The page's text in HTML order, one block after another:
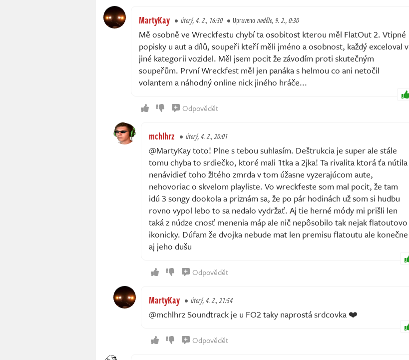
MartyKay úterý, 4. 2., 16:30 Upravenoneděle, 9. 2., 0:30
Mě osobně ve Wreckfestu chybí ta osobitost kterou měl FlatOut 2. Vtipné
popisky u aut a dílů, soupeři kteří měli jméno a osobnost, každý exceloval v
jiné kategorii vozidel. Měl jsem pocit že závodím proti skutečným
soupeřům. První Wreckfest měl jen panáka s helmou co ani netočil
volantem a náhodný online nick jiného hráče...
Odpovědět
mchlhrz úterý, 4. 2., 20:01
@MartyKay toto! Plne s tebou suhlasím. Deštrukcia je super ale stále
tomu chyba to srdiečko, ktoré mali 1tka a 2jka! Ta rivalita ktorá ťa nútila
nenávidieť toho žltého zmrda v tom úžasne vyzerajúcom aute,
nehovoriac o skvelom playliste. Vo wreckfeste som mal pocit, že tam
idú 3 songy dookola a priznám sa, že po pár hodinách už som si hudbu
rovno vypol lebo to sa nedalo vydržať. Aj tie herné módy mi prišli len
taká z núdze cnosť menenia máp ale nič nepôsobilo tak nejak flatoutovo
ikonicky. Dúfam že dvojka nebude mat len premisu flatoutu ale konečne
aj jeho dušu
Odpovědět
MartyKay úterý, 4. 2., 21:54
@mchlhrz Soundtrack je u FO2 taky naprostá srdcovka ❤️
Odpovědět